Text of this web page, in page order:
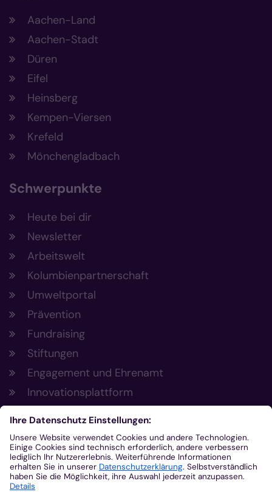
Aachen-Land
Aachen-Stadt
Düren
Eifel
Heinsberg
Kempen-Viersen
Krefeld
Mönchengladbach
Schwerpunkte
Heute bei dir
Newsletter
Arbeitswelt
Kolumbienpartnerschaft
Umweltportal
Prävention
Fundraising
Stiftungen
Engagement und Ehrenamt
Innovationsplattform
Aus der Plattform
Nachrichten
Veranstaltungen